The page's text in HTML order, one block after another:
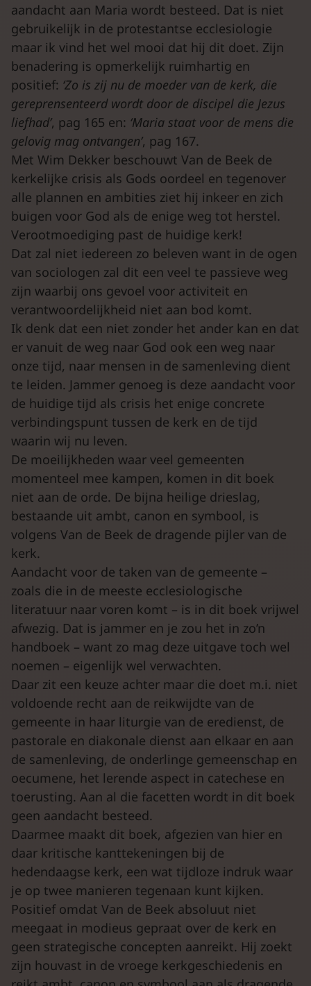
aandacht aan Maria wordt besteed. Dat is niet
gebruikelijk in de protestantse ecclesiologie
maar ik vind het wel mooi dat hij dit doet. Zijn
benadering is opmerkelijk ruimhartig en
positief: ‘Zo is zij nu de moeder van de kerk, die
gereprensenteerd wordt door de discipel die Jezus
liefhad’, pag 165 en: ‘Maria staat voor de mens die
gelovig mag ontvangen’, pag 167.
Met Wim Dekker beschouwt Van de Beek de
kerkelijke crisis als Gods oordeel en tegenover
alle plannen en ambities ziet hij inkeer en zich
buigen voor God als de enige weg tot herstel.
Verootmoediging past de huidige kerk!
Dat zal niet iedereen zo beleven want in de ogen
van sociologen zal dit een veel te passieve weg
zijn waarbij ons gevoel voor activiteit en
verantwoordelijkheid niet aan bod komt.
Ik denk dat een niet zonder het ander kan en dat
er vanuit de weg naar God ook een weg naar
onze tijd, naar mensen in de samenleving dient
te leiden. Jammer genoeg is deze aandacht voor
de huidige tijd als crisis het enige concrete
verbindingspunt tussen de kerk en de tijd
waarin wij nu leven.
De moeilijkheden waar veel gemeenten
momenteel mee kampen, komen in dit boek
niet aan de orde. De bijna heilige drieslag,
bestaande uit ambt, canon en symbool, is
volgens Van de Beek de dragende pijler van de
kerk.
Aandacht voor de taken van de gemeente –
zoals die in de meeste ecclesiologische
literatuur naar voren komt – is in dit boek vrijwel
afwezig. Dat is jammer en je zou het in zo’n
handboek – want zo mag deze uitgave toch wel
noemen – eigenlijk wel verwachten.
Daar zit een keuze achter maar die doet m.i. niet
voldoende recht aan de reikwijdte van de
gemeente in haar liturgie van de eredienst, de
pastorale en diakonale dienst aan elkaar en aan
de samenleving, de onderlinge gemeenschap en
oecumene, het lerende aspect in catechese en
toerusting. Aan al die facetten wordt in dit boek
geen aandacht besteed.
Daarmee maakt dit boek, afgezien van hier en
daar kritische kanttekeningen bij de
hedendaagse kerk, een wat tijdloze indruk waar
je op twee manieren tegenaan kunt kijken.
Positief omdat Van de Beek absoluut niet
meegaat in modieus gepraat over de kerk en
geen strategische concepten aanreikt. Hij zoekt
zijn houvast in de vroege kerkgeschiedenis en